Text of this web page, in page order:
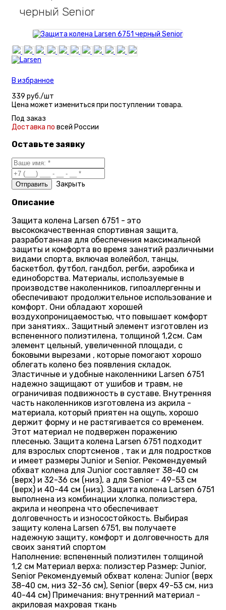
черный Senior
В избранное
339 руб./шт
Цена может измениться при поступлении товара.
Под заказ
Доставка по всей России
Оставьте заявку
Закрыть
Описание
Защита колена Larsen 6751 - это
высококачественная спортивная защита,
разработанная для обеспечения максимальной
защиты и комфорта во время занятий различными
видами спорта, включая волейбол, танцы,
баскетбол, футбол, гандбол, регби, аэробика и
единоборства. Материалы, используемые в
производстве наколенников, гипоаллергенны и
обеспечивают продолжительное использование и
комфорт. Они обладают хорошей
воздухопроницаемостью, что повышает комфорт
при занятиях.. Защитный элемент изготовлен из
вспененного полиэтилена, толщиной 1,2см. Сам
элемент цельный, увеличенной площади, с
боковыми вырезами , которые помогают хорошо
облегать колено без появления складок.
Эластичные и удобные наколенники Larsen 6751
надежно защищают от ушибов и травм, не
ограничивая подвижность в суставе. Внутренняя
часть наколенников изготовлена из акрила -
материала, который приятен на ощупь, хорошо
держит форму и не растягивается со временем.
Этот материал не подвержен поражению
плесенью. Защита колена Larsen 6751 подходит
для взрослых спортсменов , так и для подростков
и имеет размеры Junior и Senior. Рекомендуемый
обхват колена для Junior составляет 38-40 см
(верх) и 32-36 см (низ), а для Senior - 49-53 см
(верх) и 40-44 см (низ). Защита колена Larsen 6751
выполнена из комбинации хлопка, полиэстера,
акрила и неопрена что обеспечивает
долговечность и износостойкость. Выбирая
защиту колена Larsen 6751, вы получаете
надежную защиту, комфорт и долговечность для
своих занятий спортом
Наполнение: вспененный полиэтилен толщиной
1,2 см Материал верха: полиэстер Размер: Junior,
Senior Рекомендуемый обхват колена: Junior (верх
38-40 см, низ 32-36 см), Senior (верх 49-53 см, низ
40-44 см) Примечания: внутренний материал -
акриловая махровая ткань